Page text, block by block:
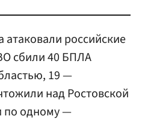
атаковали российские
сбили 40 БПЛА
19 —
над Ростовской
по одному —